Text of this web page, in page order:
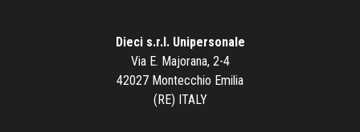
Dieci s.r.l. Unipersonale
Via E. Majorana, 2-4
42027 Montecchio Emilia
(RE) ITALY